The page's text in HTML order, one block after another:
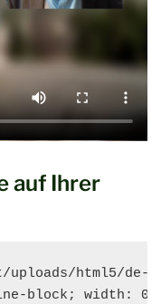
auf Ihrer
uploads/html5/
block; width: 0px;